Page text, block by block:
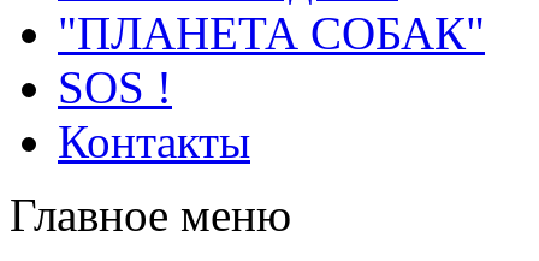
"ПЛАНЕТА СОБАК"
SOS !
Контакты
Главное меню